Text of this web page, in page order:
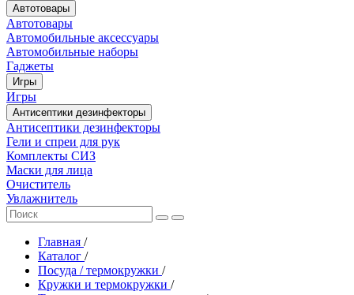
Автотовары
Автотовары
Автомобильные аксессуары
Автомобильные наборы
Гаджеты
Игры
Игры
Антисептики дезинфекторы
Антисептики дезинфекторы
Гели и спреи для рук
Комплекты СИЗ
Маски для лица
Очиститель
Увлажнитель
Главная /
Каталог /
Посуда / термокружки /
Кружки и термокружки /